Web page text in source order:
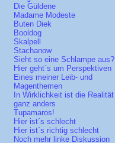
Die Güldene
Madame Modeste
Buten Diek
Booldog
Skalpell
Stachanow
Sieht so eine Schlampe aus?
Hier geht´s um Perspektiven
Eines meiner Leib- und
Magenthemen
In Wirklichkeit ist die Realität
ganz anders
Tupamaros!
Hier ist´s schlecht
Hier ist´s richtig schlecht
Noch mehr linke Diskussion